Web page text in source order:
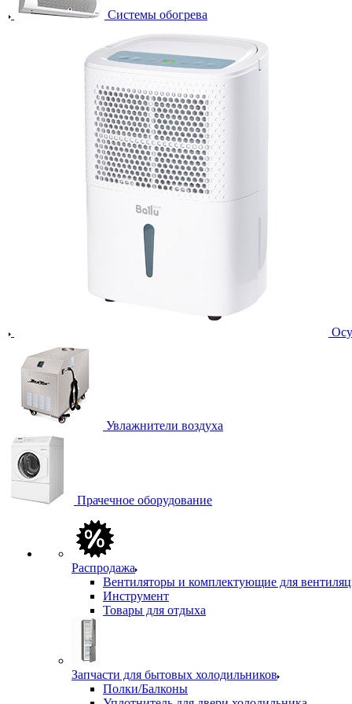
Системы обогрева
Увлажнители воздуха
Прачечное оборудование
Распродажа
Вентиляторы и комплектующие для
Инструмент
Товары для отдыха
Запчасти для бытовых холодильников
Полки/Балконы